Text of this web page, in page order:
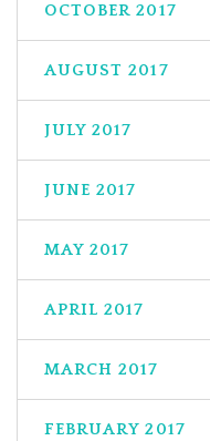
OCTOBER 2017
AUGUST 2017
JULY 2017
JUNE 2017
MAY 2017
APRIL 2017
MARCH 2017
FEBRUARY 2017